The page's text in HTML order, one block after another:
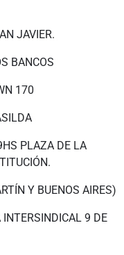
JAVIER.
BANCOS
170
PLAZA DE LA
Y BUENOS AIRES)
9 DE